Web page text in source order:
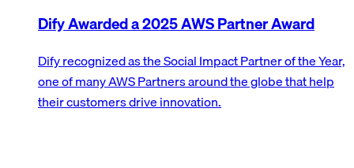
Dify Awarded a 2025 AWS Partner Award
Dify recognized as the Social Impact Partner of the Year,
one of many AWS Partners around the globe that help
their customers drive innovation.